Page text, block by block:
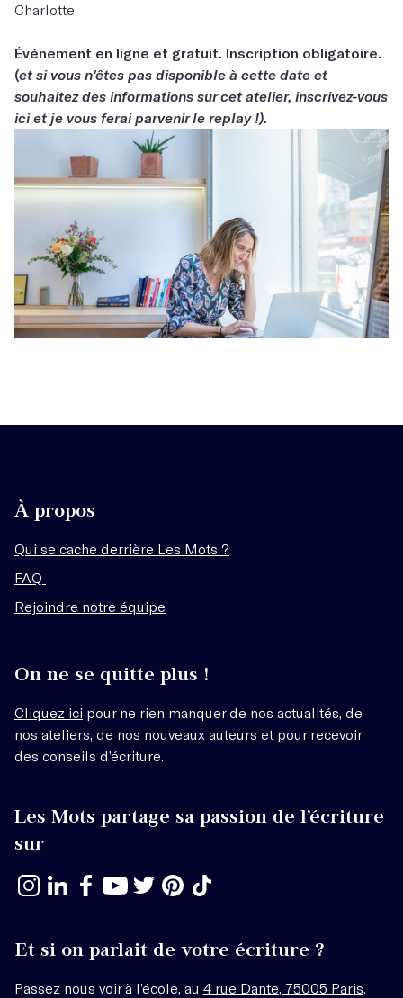
Charlotte
Événement en ligne et gratuit. Inscription obligatoire.
(et si vous n'êtes pas disponible à cette date et
souhaitez des informations sur cet atelier, inscrivez-vous
ici et je vous ferai parvenir le replay !).
À propos
Qui se cache derrière Les Mots ?
FAQ
Rejoindre notre équipe
On ne se quitte plus !
Cliquez ici pour ne rien manquer de nos actualités, de
nos ateliers, de nos nouveaux auteurs et pour recevoir
des conseils d’écriture.
Les Mots partage sa passion de l’écriture
sur
Et si on parlait de votre écriture ?
Passez nous voir à l’école, au 4 rue Dante, 75005 Paris